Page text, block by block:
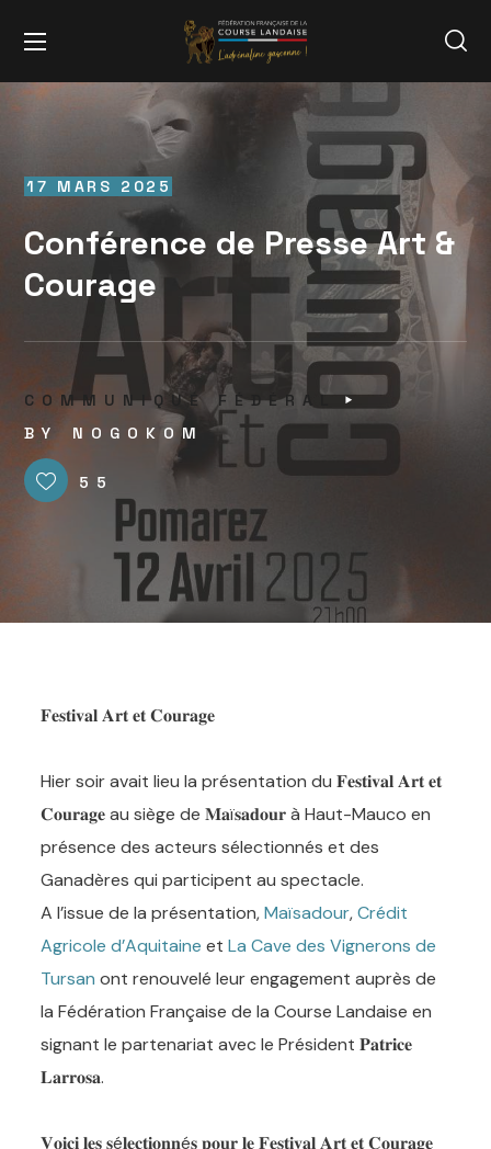
17 MARS 2025
Conférence de Presse Art &
Courage
COMMUNIQUÉ FÉDÉRAL
BY
NOGOKOM
55
𝐅𝐞𝐬𝐭𝐢𝐯𝐚𝐥 𝐀𝐫𝐭 𝐞𝐭 𝐂𝐨𝐮𝐫𝐚𝐠𝐞
Hier soir avait lieu la présentation du 𝐅𝐞𝐬𝐭𝐢𝐯𝐚𝐥 𝐀𝐫𝐭 𝐞𝐭
𝐂𝐨𝐮𝐫𝐚𝐠𝐞 au siège de 𝐌𝐚ï𝐬𝐚𝐝𝐨𝐮𝐫 à Haut-Mauco en
présence des acteurs sélectionnés et des
Ganadères qui participent au spectacle.
A l’issue de la présentation,Maïsadour,Crédit
Agricole d’Aquitaine etLa Cave des Vignerons de
Tursan ont renouvelé leur engagement auprès de
la Fédération Française de la Course Landaise en
signantle partenariat avec le Président 𝐏𝐚𝐭𝐫𝐢𝐜𝐞
𝐋𝐚𝐫𝐫𝐨𝐬𝐚.
𝐕𝐨𝐢𝐜𝐢 𝐥𝐞𝐬 𝐬é𝐥𝐞𝐜𝐭𝐢𝐨𝐧𝐧é𝐬 𝐩𝐨𝐮𝐫 𝐥𝐞 𝐅𝐞𝐬𝐭𝐢𝐯𝐚𝐥 𝐀𝐫𝐭 𝐞𝐭 𝐂𝐨𝐮𝐫𝐚𝐠𝐞